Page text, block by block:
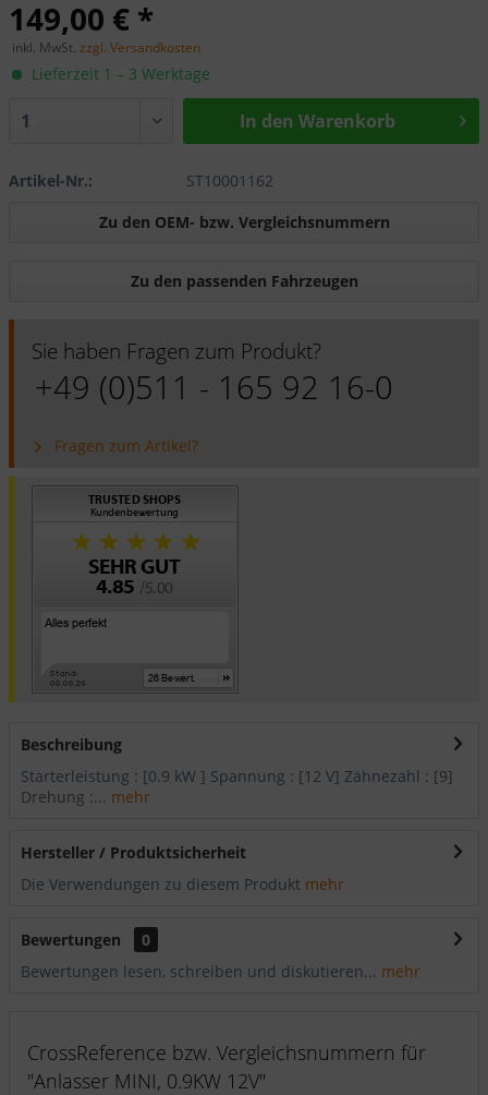
149,00 € *
inkl. MwSt.zzgl. Versandkosten
Lieferzeit 1 – 3 Werktage
In den Warenkorb
Artikel-Nr.:
ST10001162
Zu den OEM- bzw. Vergleichsnummern
Zu den passenden Fahrzeugen
Sie haben Fragen zum Produkt?
+49 (0)511 - 165 92 16-0
Fragen zum Artikel?
Beschreibung
Starterleistung : [0.9 kW ] Spannung : [12 V] Zähnezahl : [9]
Drehung :... mehr
Hersteller / Produktsicherheit
Die Verwendungen zu diesem Produkt mehr
Bewertungen
0
Bewertungen lesen, schreiben und diskutieren... mehr
CrossReference bzw. Vergleichsnummern für
"Anlasser MINI, 0.9KW 12V"